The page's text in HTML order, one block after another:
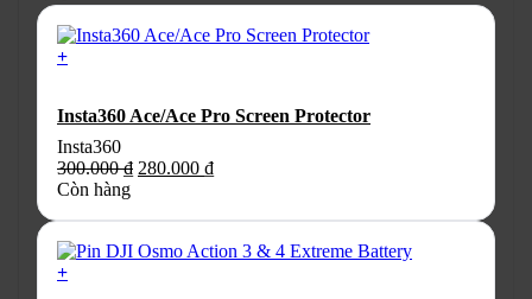
+
này
có
nhiều
biến
Các
tùy
chọn
Insta360 Ace/Ace Pro Screen Protector
Insta360
300.000₫ Giá
280.000 ₫Giá
280.000 ₫.
Còn hàng
+